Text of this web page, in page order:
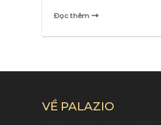
Đọc thêm
VỀ PALAZIO